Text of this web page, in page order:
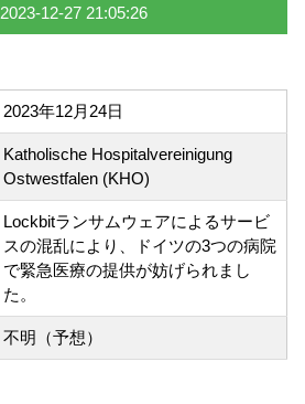
2023-12-27 21:05:26
2023年12月24日
Katholische Hospitalvereinigung
Ostwestfalen (KHO)
Lockbitランサムウェアによるサービ
スの混乱により、ドイツの3つの病院
で緊急医療の提供が妨げられまし
た。
不明（予想）